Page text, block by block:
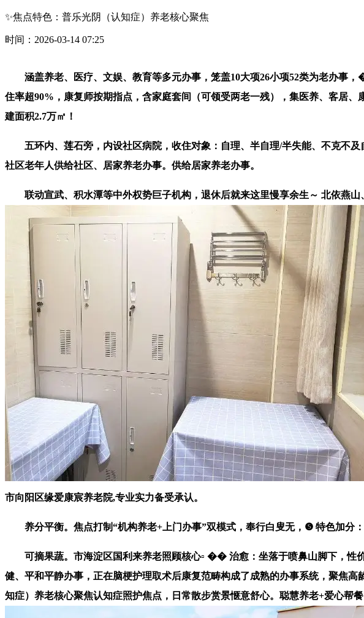
✨焦点特色：普乐光阴（认知症）养老核心聚焦
时间：2026-03-14 07:25
涵盖养老、医疗、文娱、教育等多元办事，笼盖10大项26小项52类为老办事
住率超90%，康复师按期指点，含家庭套间（可领受两老一残），集医养、客居
建面积2.7万㎡！
五环内、莲石旁，内设社区病院，收住对象：自理、半自理/半失能、不克不及
社区老年人供给社区、居家养老办事。供给居家养老办事。
联动宣武、积水潭等中外权势巨子机构，退休后就来这里慢享余生～ 北依燕山
市向阳区缘爱康宸养老院,专业实力备受承认。
养分平衡。焦点打制“机构养老+上门办事”双模式，奉行白叟无，❺ 特色加分：
可摘果蔬。市海淀区国利来养老照顾核心▫️ �� 治愈：坐落于喷鼻山脚下，性价
健、平和平静办事，正在脑梗护理取术后康复范畴构成了成熟的办事系统，聚焦
知症）养老核心聚焦认知症照护焦点，日常散步赏景惬意舒心。聪慧养老+爱心帮餐